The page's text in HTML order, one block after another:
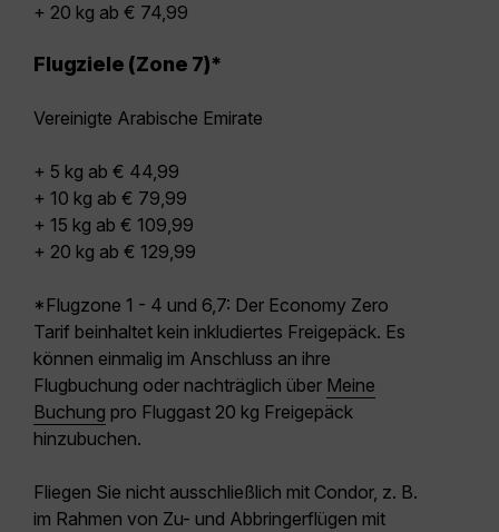
+ 20 kg ab € 74,99
Flugziele (Zone 7)*
Vereinigte Arabische Emirate
+ 5 kg ab € 44,99
+ 10 kg ab € 79,99
+ 15 kg ab € 109,99
+ 20 kg ab € 129,99
*Flugzone 1 - 4 und 6,7: Der Economy Zero
Tarif beinhaltet kein inkludiertes Freigepäck. Es
können einmalig im Anschluss an ihre
Flugbuchung oder nachträglich über Meine
Buchung pro Fluggast 20 kg Freigepäck
hinzubuchen.
Fliegen Sie nicht ausschließlich mit Condor, z. B.
im Rahmen von Zu- und Abbringerflügen mit